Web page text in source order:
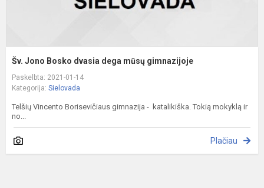
Šv. Jono Bosko dvasia dega mūsų gimnazijoje
Paskelbta: 2021-01-14
Kategorija: Sielovada
Telšių Vincento Borisevičiaus gimnazija - katalikiška. Tokią mokyklą ir
no...
Plačiau